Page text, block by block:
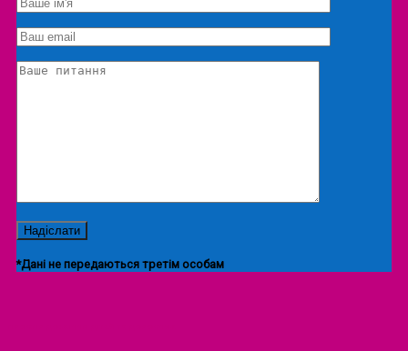
Екскурсія/локація
*Дані не передаються третім особам